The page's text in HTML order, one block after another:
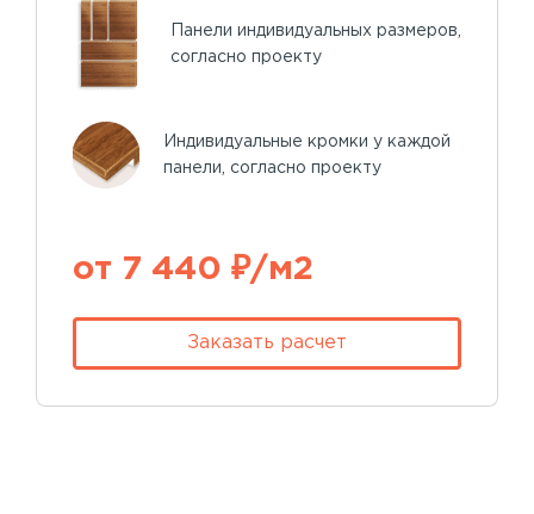
Панели индивидуальных размеров,
согласно проекту
Индивидуальные кромки у каждой
панели, согласно проекту
от 7 440 ₽/м2
Заказать расчет